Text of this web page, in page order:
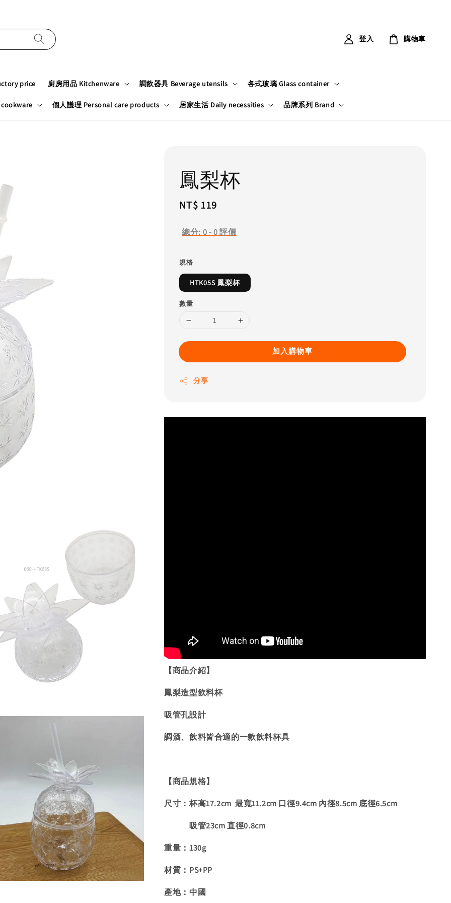
price 廚房用品 Kitchenware 調飲器具 Beverage utensils 各式玻璃 Glass container
個人護理 Personal care products 居家生活 Daily necessities 品牌系列 Brand
登入 購物車
鳳梨杯
Regular
NT$ 119
總分: 0-0評價
規格
HTK05S 鳳梨杯
數量
加入購物車
分享
【商品介紹】
鳳梨造型飲料杯
吸管孔設計
調酒、飲料皆合適的一款飲料杯具
【商品規格】
尺寸：杯高17.2cm 最寬11.2cm 口徑9.4cm 內徑8.5cm 底徑6.5cm
吸管23cm 直徑0.8cm
重量：130g
材質：PS+PP
產地：中國